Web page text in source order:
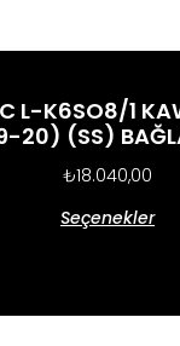
L-K6SO8/1
20) (SS)
₺18.040,00
Seçenekler